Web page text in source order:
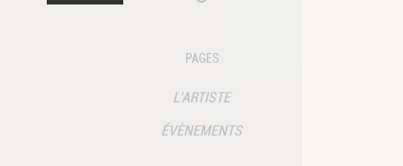
PAGES
L’ARTISTE
ÉVÈNEMENTS